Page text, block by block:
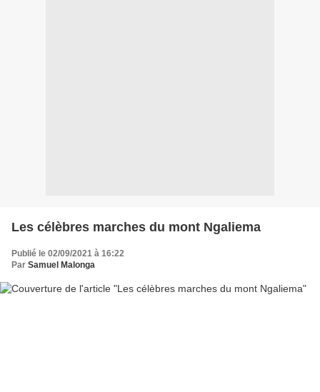
Les célèbres marches du mont Ngaliema
Publié le 02/09/2021 à 16:22
Par Samuel Malonga